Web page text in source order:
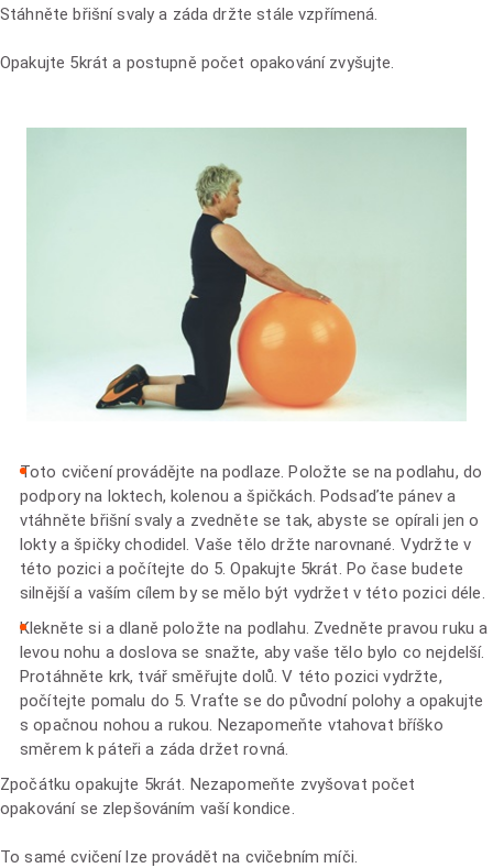
Stáhněte břišní svaly a záda držte stále vzpřímená.
Opakujte 5krát a postupně počet opakování zvyšujte.
Toto cvičení provádějte na podlaze. Položte se na podlahu, do
podpory na loktech, kolenou a špičkách. Podsaďte pánev a
vtáhněte břišní svaly a zvedněte se tak, abyste se opírali jen o
lokty a špičky chodidel. Vaše tělo držte narovnané. Vydržte v
této pozici a počítejte do 5. Opakujte 5krát. Po čase budete
silnější a vaším cílem by se mělo být vydržet v této pozici déle.
Klekněte si a dlaně položte na podlahu. Zvedněte pravou ruku a
levou nohu a doslova se snažte, aby vaše tělo bylo co nejdelší.
Protáhněte krk, tvář směřujte dolů. V této pozici vydržte,
počítejte pomalu do 5. Vraťte se do původní polohy a opakujte
s opačnou nohou a rukou. Nezapomeňte vtahovat bříško
směrem k páteři a záda držet rovná.
Zpočátku opakujte 5krát. Nezapomeňte zvyšovat počet
opakování se zlepšováním vaší kondice.
To samé cvičení lze provádět na cvičebním míči.